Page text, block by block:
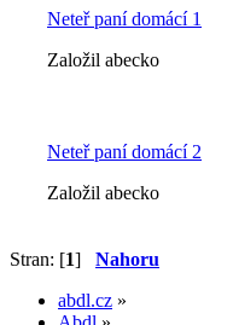
Neteř paní domácí 1
Založil abecko
Neteř paní domácí 2
Založil abecko
Stran: [1] Nahoru
abdl.cz »